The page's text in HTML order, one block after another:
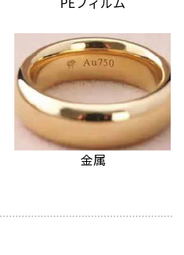
金属